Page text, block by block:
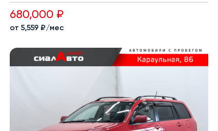
680,000 ₽
от 5,559 ₽/мес